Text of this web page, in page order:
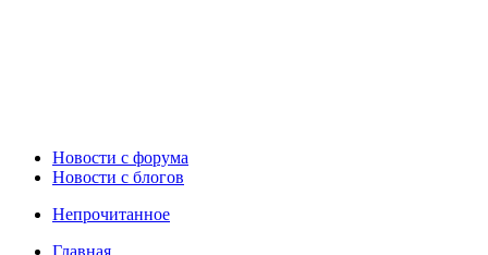
Новости c форума
Новости с блогов
Непрочитанное